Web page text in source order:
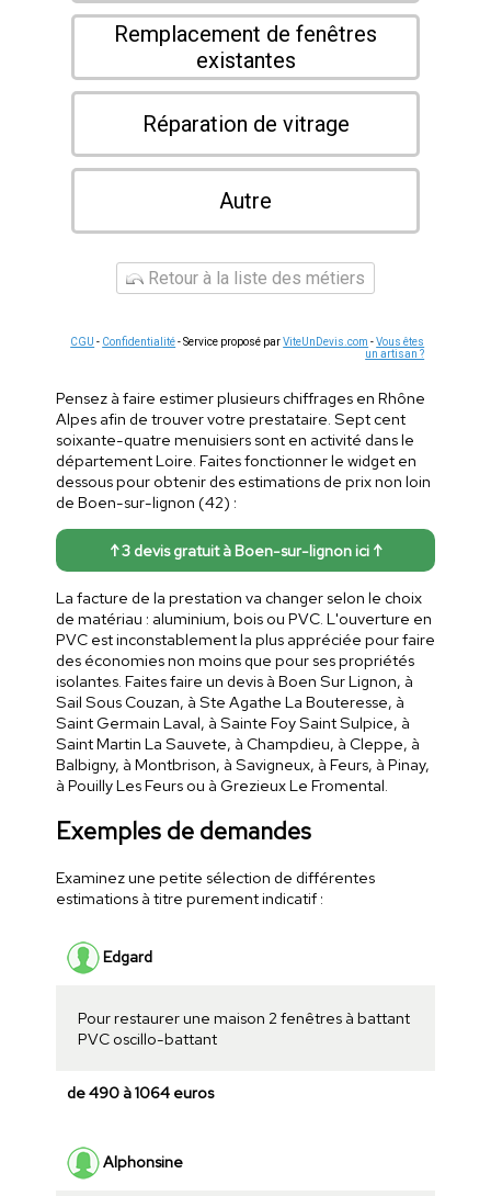
Remplacement de fenêtres
existantes
Réparation de vitrage
Autre
Retour à la liste des métiers
CGU - Confidentialité- Service proposé parViteUnDevis.com -Vous êtes
un artisan ?
Pensez à faire estimer plusieurs chiffrages en Rhône
Alpes afin de trouver votre prestataire. Sept cent
soixante-quatre menuisiers sont en activité dans le
département Loire. Faites fonctionner le widget en
dessous pour obtenir des estimations de prix non loin
de Boen-sur-lignon (42) :
↑ 3 devis gratuit à Boen-sur-lignon ici ↑
La facture de la prestation va changer selon le choix
de matériau : aluminium, bois ou PVC. L'ouverture en
PVC est inconstablement la plus appréciée pour faire
des économies non moins que pour ses propriétés
isolantes. Faites faire un devis à Boen Sur Lignon, à
Sail Sous Couzan, à Ste Agathe La Bouteresse, à
Saint Germain Laval, à Sainte Foy Saint Sulpice, à
Saint Martin La Sauvete, à Champdieu, à Cleppe, à
Balbigny, à Montbrison, à Savigneux, à Feurs, à Pinay,
à Pouilly Les Feurs ou à Grezieux Le Fromental.
Exemples de demandes
Examinez une petite sélection de différentes
estimations à titre purement indicatif :
Edgard
Pour restaurer une maison 2 fenêtres à battant
PVC oscillo-battant
de 490 à 1064 euros
Alphonsine